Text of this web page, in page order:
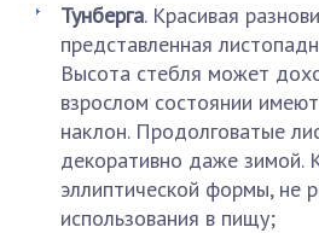
Тунберга. Красивая
представленная
Высота стебля может
взрослом состоянии
наклон. Продолговатые
декоративно даже зимой.
эллиптической формы, не
использования в пищу;